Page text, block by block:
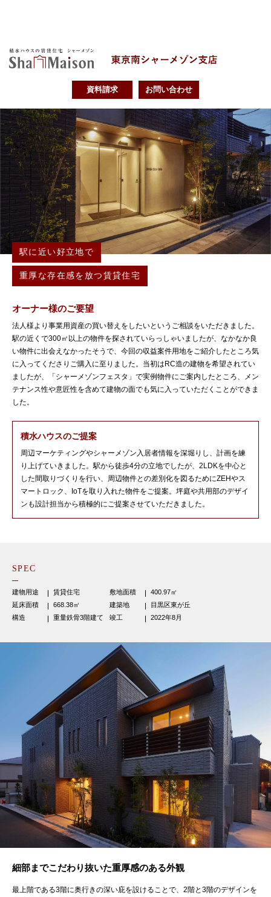
資料請求 お問い合わせ
駅に近い好立地で
重厚な存在感を放つ賃貸住宅
オーナー様のご要望
法人様より事業用資産の買い替えをしたいというご相談をいただきました。
駅の近くで300㎡以上の物件を探されていらっしゃいましたが、なかなか良
い物件に出会えなかったそうで、今回の収益案件用地をご紹介したところ気
に入ってくださりご購入に至りました。当初はRC造の建物を希望されてい
ましたが、「シャーメゾンフェスタ」で実例物件にご案内したところ、メン
テナンス性や意匠性を含めて建物の面でも気に入っていただくことができま
した。
積水ハウスのご提案
周辺マーケティングやシャーメゾン入居者情報を深堀りし、計画を練
り上げていきました。駅から徒歩4分の立地でしたが、2LDKを中心と
した間取りづくりを行い、周辺物件との差別化を図るためにZEHやス
マートロック、IoTを取り入れた物件をご提案。坪庭や共用部のデザイ
ンも設計担当から積極的にご提案させていただきました。
SPEC
建物用途 賃貸住宅 敷地面積
400.97㎡
延床面積
668.38㎡ 建築地
目黒区東が丘
構造
重量鉄骨3階建て 竣工 2022年8月
細部までこだわり抜いた重厚感のある外観
最上階である3階に奥行きの深い庇を設けることで、2階と3階のデザインを